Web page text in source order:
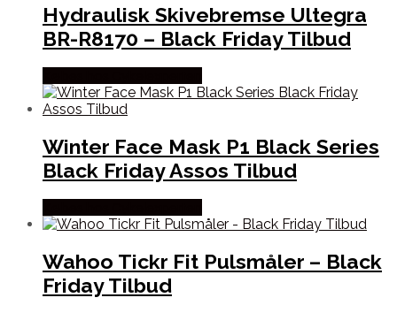
Hydraulisk Skivebremse Ultegra
BR-R8170 – Black Friday Tilbud
Winter Face Mask P1 Black Series
Black Friday Assos Tilbud
Wahoo Tickr Fit Pulsmåler – Black
Friday Tilbud